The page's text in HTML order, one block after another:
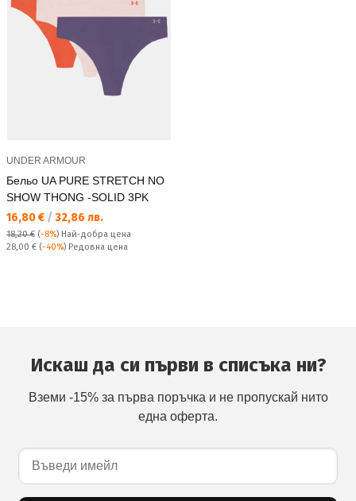
UNDER ARMOUR
Бельо UA PURE STRETCH NO
SHOW THONG -SOLID 3PK
Текуща цена:
16,80 € / 32,86 лв.
18,20 € (-8%) Най-добра цена
Редовна цена:
28,00 € (-40%) Редовна цена
Искаш да си първи в списъка ни?
Вземи -15% за първа поръчка и не пропускай нито
една оферта.